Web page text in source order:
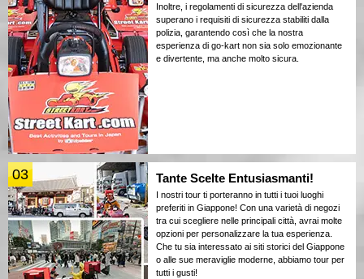
Inoltre, i regolamenti di sicurezza dell'azienda
superano i requisiti di sicurezza stabiliti dalla
polizia, garantendo così che la nostra
esperienza di go-kart non sia solo emozionante
e divertente, ma anche molto sicura.
03 Tante Scelte Entusiasmanti!
I nostri tour ti porteranno in tutti i tuoi luoghi
preferiti in Giappone! Con una varietà di negozi
tra cui scegliere nelle principali città, avrai molte
opzioni per personalizzare la tua esperienza.
Che tu sia interessato ai siti storici del Giappone
o alle sue meraviglie moderne, abbiamo tour per
tutti i gusti!